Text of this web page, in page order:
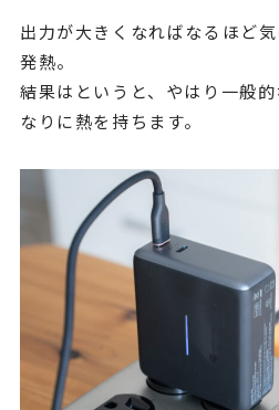
出力が大きくなればなるほど
発熱。
結果はというと、やはり一般
なりに熱を持ちます。